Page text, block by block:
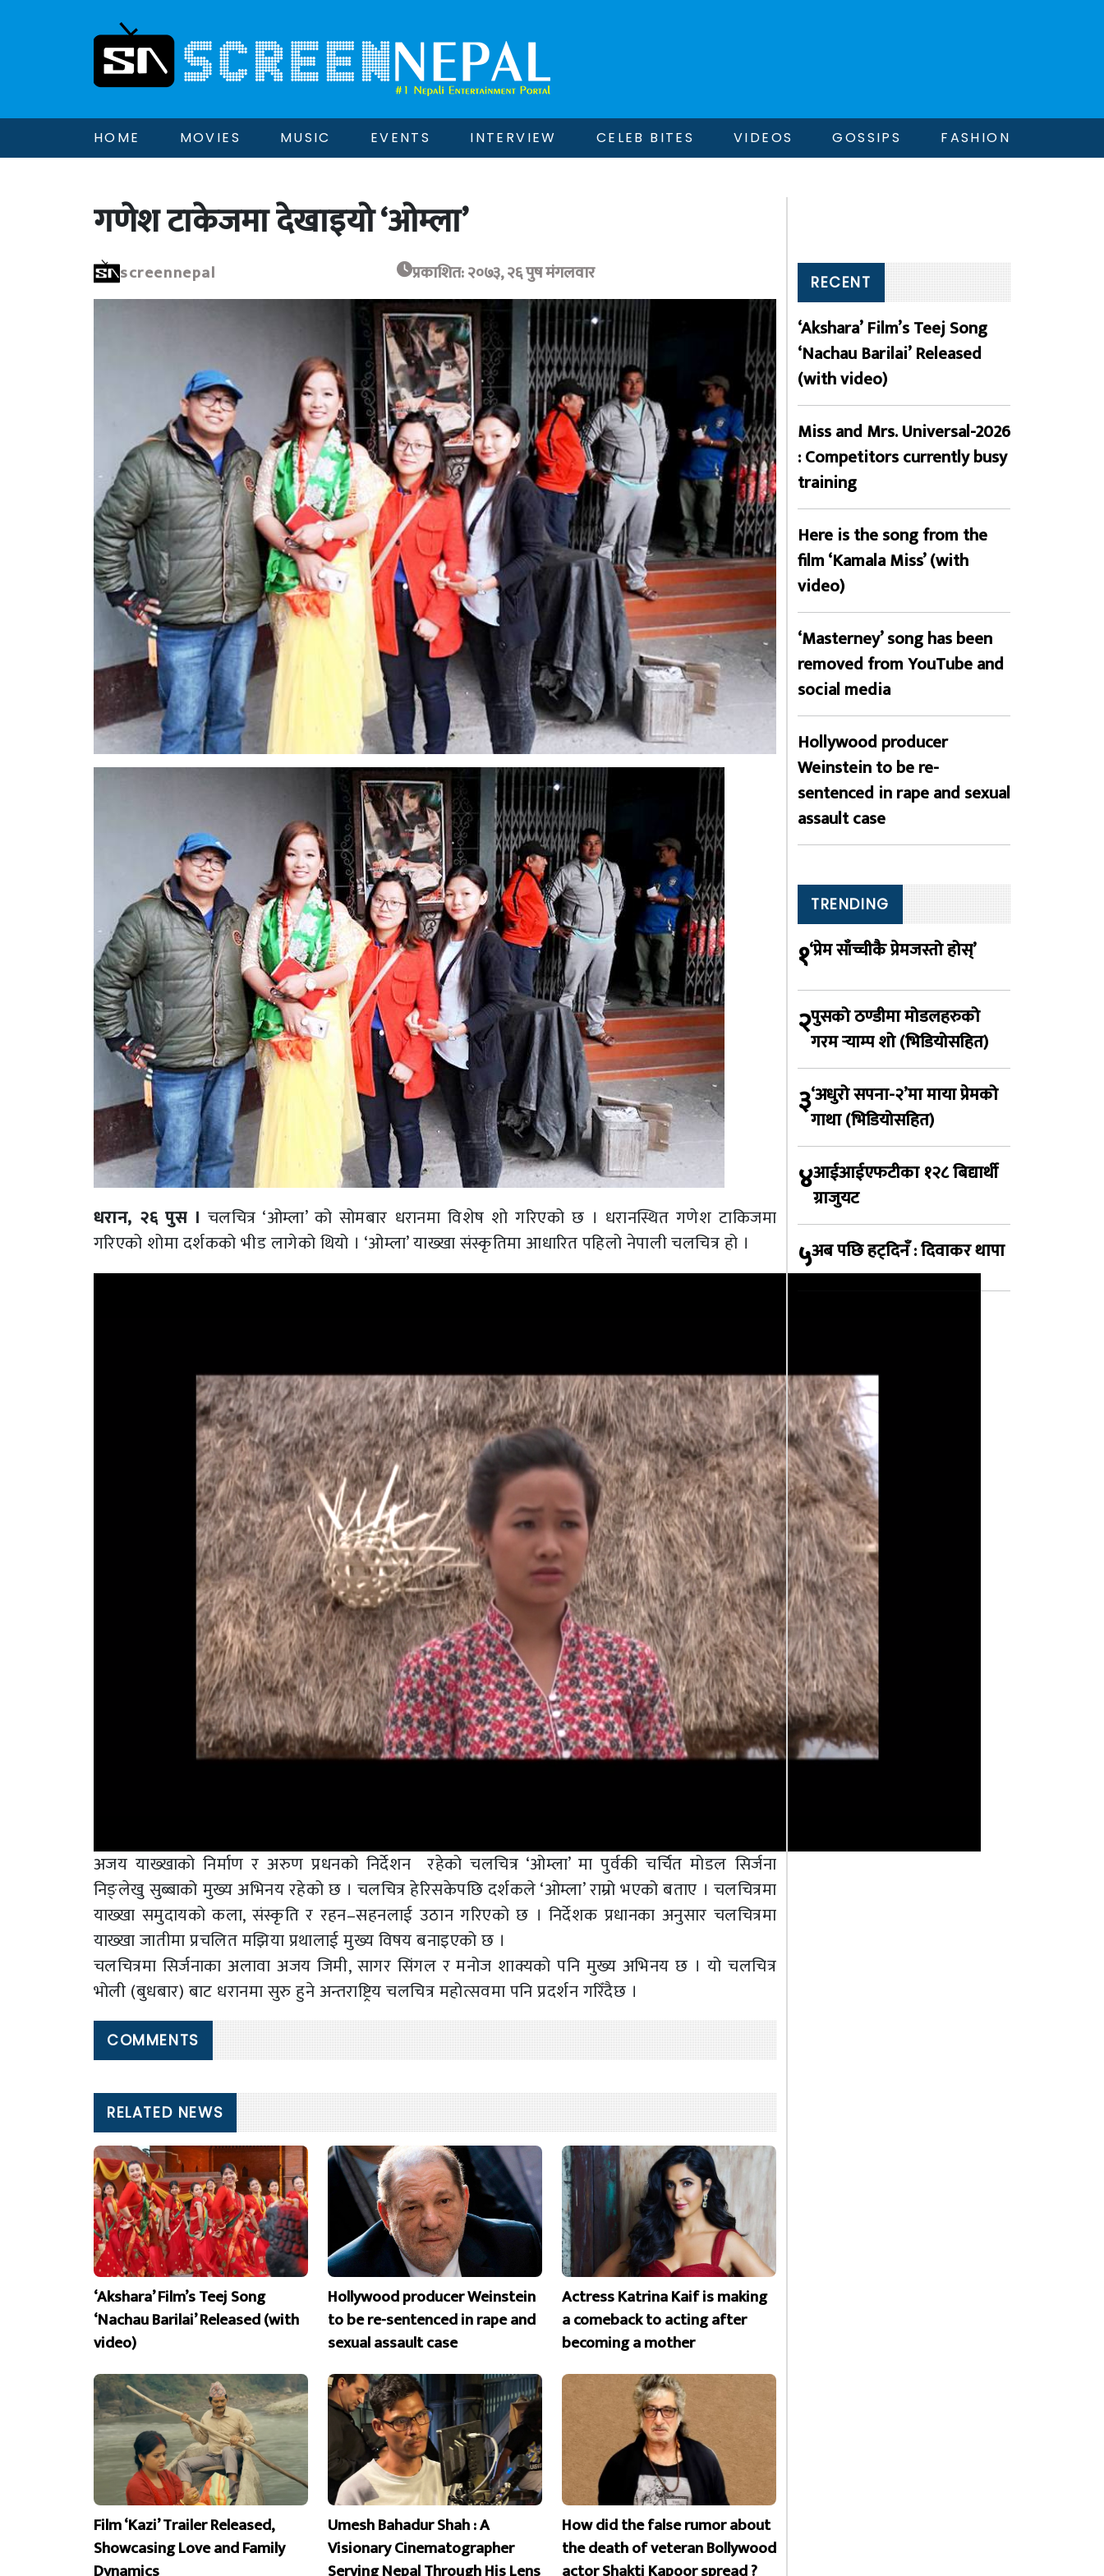
HOME MOVIES MUSIC EVENTS INTERVIEW CELEB BITES VIDEOS GOSSIPS FASHION
गणेश टाकेजमा देखाइयो ‘ओम्ला’
screennepal प्रकाशित: २०७३, २६ पुष मंगलवार
धरान, २६ पुस । चलचित्र ‘ओम्ला’ को सोमबार धरानमा विशेष शो गरिएको छ । धरानस्थित गणेश टाकिजमा
गरिएको शोमा दर्शकको भीड लागेको थियो । ‘ओम्ला’ याख्खा संस्कृतिमा आधारित पहिलो नेपाली चलचित्र हो ।
अजय याख्खाको निर्माण र अरुण प्रधनको निर्देशन रहेको चलचित्र ‘ओम्ला’ मा पुर्वकी चर्चित मोडल सिर्जना
निङ्लेखु सुब्बाको मुख्य अभिनय रहेको छ । चलचित्र हेरिसकेपछि दर्शकले ‘ओम्ला’ राम्रो भएको बताए । चलचित्रमा
याख्खा समुदायको कला, संस्कृति र रहन–सहनलाई उठान गरिएको छ । निर्देशक प्रधानका अनुसार चलचित्रमा
याख्खा जातीमा प्रचलित मझिया प्रथालाई मुख्य विषय बनाइएको छ ।
चलचित्रमा सिर्जनाका अलावा अजय जिमी, सागर सिंगल र मनोज शाक्यको पनि मुख्य अभिनय छ । यो चलचित्र
भोली (बुधबार) बाट धरानमा सुरु हुने अन्तराष्ट्रिय चलचित्र महोत्सवमा पनि प्रदर्शन गरिँदैछ ।
COMMENTS
RELATED NEWS
‘Akshara’ Film’s Teej Song
‘Nachau Barilai’ Released (with
video)
Hollywood producer Weinstein
to be re-sentenced in rape and
sexual assault case
Actress Katrina Kaif is making
a comeback to acting after
becoming a mother
Film ‘Kazi’ Trailer Released,
Showcasing Love and Family
Dynamics
Umesh Bahadur Shah : A
Visionary Cinematographer
Serving Nepal Through His Lens
How did the false rumor about
the death of veteran Bollywood
actor Shakti Kapoor spread ?
RECENT
‘Akshara’ Film’s Teej Song
‘Nachau Barilai’ Released
(with video)
Miss and Mrs. Universal-2026
: Competitors currently busy
training
Here is the song from the
film ‘Kamala Miss’ (with
video)
‘Masterney’ song has been
removed from YouTube and
social media
Hollywood producer
Weinstein to be re-
sentenced in rape and sexual
assault case
TRENDING
१‘प्रेम साँच्चीकै प्रेमजस्तो होस्’
२पुसको ठण्डीमा मोडलहरुको
गरम र्‍याम्प शो (भिडियोसहित)
३‘अधुरो सपना-२’मा माया प्रेमको
गाथा (भिडियोसहित)
४आईआईएफटीका १२८ बिद्यार्थी
ग्राजुयट
५अब पछि हट्दिनँ : दिवाकर थापा